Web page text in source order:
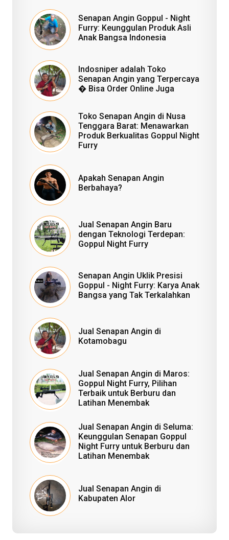
Senapan Angin Goppul - Night
Furry: Keunggulan Produk Asli
Anak Bangsa Indonesia
Indosniper adalah Toko
Senapan Angin yang Terpercaya
� Bisa Order Online Juga
Toko Senapan Angin di Nusa
Tenggara Barat: Menawarkan
Produk Berkualitas Goppul Night
Furry
Apakah Senapan Angin
Berbahaya?
Jual Senapan Angin Baru
dengan Teknologi Terdepan:
Goppul Night Furry
Senapan Angin Uklik Presisi
Goppul - Night Furry: Karya Anak
Bangsa yang Tak Terkalahkan
Jual Senapan Angin di
Kotamobagu
Jual Senapan Angin di Maros:
Goppul Night Furry, Pilihan
Terbaik untuk Berburu dan
Latihan Menembak
Jual Senapan Angin di Seluma:
Keunggulan Senapan Goppul
Night Furry untuk Berburu dan
Latihan Menembak
Jual Senapan Angin di
Kabupaten Alor